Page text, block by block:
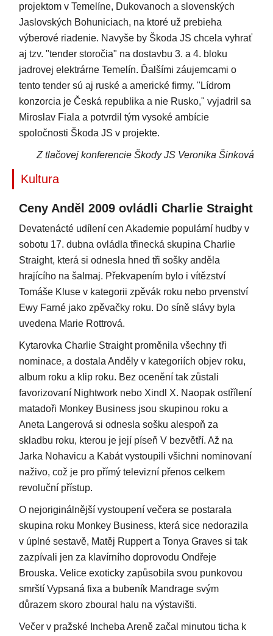
projektom v Temelíne, Dukovanoch a slovenských
Jaslovských Bohuniciach, na ktoré už prebieha
výberové riadenie. Navyše by Škoda JS chcela vyhrať
aj tzv. "tender storočia" na dostavbu 3. a 4. bloku
jadrovej elektrárne Temelín. Ďalšími záujemcami o
tento tender sú aj ruské a americké firmy. "Lídrom
konzorcia je Česká republika a nie Rusko," vyjadril sa
Miroslav Fiala a potvrdil tým vysoké ambície
spoločnosti Škoda JS v projekte.
Z tlačovej konferencie Škody JS Veronika Šinková
Kultura
Ceny Anděl 2009 ovládli Charlie Straight
Devatenácté udílení cen Akademie populární hudby v
sobotu 17. dubna ovládla třinecká skupina Charlie
Straight, která si odnesla hned tři sošky anděla
hrajícího na šalmaj. Překvapením bylo i vítězství
Tomáše Kluse v kategorii zpěvák roku nebo prvenství
Ewy Farné jako zpěvačky roku. Do síně slávy byla
uvedena Marie Rottrová.
Kytarovka Charlie Straight proměnila všechny tři
nominace, a dostala Anděly v kategoriích objev roku,
album roku a klip roku. Bez ocenění tak zůstali
favorizovaní Nightwork nebo Xindl X. Naopak ostřílení
matadoři Monkey Business jsou skupinou roku a
Aneta Langerová si odnesla sošku alespoň za
skladbu roku, kterou je její píseň V bezvětří. Až na
Jarka Nohavicu a Kabát vystoupili všichni nominovaní
naživo, což je pro přímý televizní přenos celkem
revoluční přístup.
O nejoriginálnější vystoupení večera se postarala
skupina roku Monkey Business, která sice nedorazila
v úplné sestavě, Matěj Ruppert a Tonya Graves si tak
zazpívali jen za klavírního doprovodu Ondřeje
Brouska. Velice exoticky zapůsobila svou punkovou
smrští Vypsaná fixa a bubeník Mandrage svým
důrazem skoro zboural halu na výstavišti.
Večer v pražské Incheba Areně začal minutou ticha k